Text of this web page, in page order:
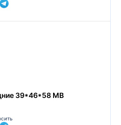
39*46*58 MB